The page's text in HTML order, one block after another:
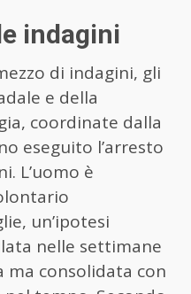
indagini
di indagini, gli
e della
coordinate dalla
eseguito l’arresto
L’uomo è
un’ipotesi
nelle settimane
ma consolidata con